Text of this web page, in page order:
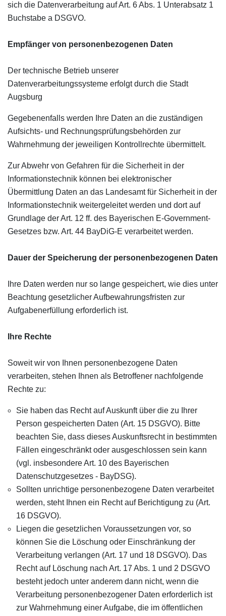
sich die Datenverarbeitung auf Art. 6 Abs. 1 Unterabsatz 1
Buchstabe a DSGVO.
Empfänger von personenbezogenen Daten
Der technische Betrieb unserer
Datenverarbeitungssysteme erfolgt durch die Stadt
Augsburg
Gegebenenfalls werden Ihre Daten an die zuständigen
Aufsichts- und Rechnungsprüfungsbehörden zur
Wahrnehmung der jeweiligen Kontrollrechte übermittelt.
Zur Abwehr von Gefahren für die Sicherheit in der
Informationstechnik können bei elektronischer
Übermittlung Daten an das Landesamt für Sicherheit in der
Informationstechnik weitergeleitet werden und dort auf
Grundlage der Art. 12 ff. des Bayerischen E-Government-
Gesetzes bzw. Art. 44 BayDiG-E verarbeitet werden.
Dauer der Speicherung der personenbezogenen Daten
Ihre Daten werden nur so lange gespeichert, wie dies unter
Beachtung gesetzlicher Aufbewahrungsfristen zur
Aufgabenerfüllung erforderlich ist.
Ihre Rechte
Soweit wir von Ihnen personenbezogene Daten
verarbeiten, stehen Ihnen als Betroffener nachfolgende
Rechte zu:
Sie haben das Recht auf Auskunft über die zu Ihrer
Person gespeicherten Daten (Art. 15 DSGVO). Bitte
beachten Sie, dass dieses Auskunftsrecht in bestimmten
Fällen eingeschränkt oder ausgeschlossen sein kann
(vgl. insbesondere Art. 10 des Bayerischen
Datenschutzgesetzes - BayDSG).
Sollten unrichtige personenbezogene Daten verarbeitet
werden, steht Ihnen ein Recht auf Berichtigung zu (Art.
16 DSGVO).
Liegen die gesetzlichen Voraussetzungen vor, so
können Sie die Löschung oder Einschränkung der
Verarbeitung verlangen (Art. 17 und 18 DSGVO). Das
Recht auf Löschung nach Art. 17 Abs. 1 und 2 DSGVO
besteht jedoch unter anderem dann nicht, wenn die
Verarbeitung personenbezogener Daten erforderlich ist
zur Wahrnehmung einer Aufgabe, die im öffentlichen